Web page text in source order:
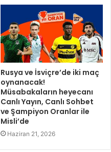
Rusya ve İsviçre’de iki maç
oynanacak!
Müsabakaların heyecanı
Canlı Yayın, Canlı Sohbet
ve Şampiyon Oranlar ile
Misli’de
Haziran 21, 2026